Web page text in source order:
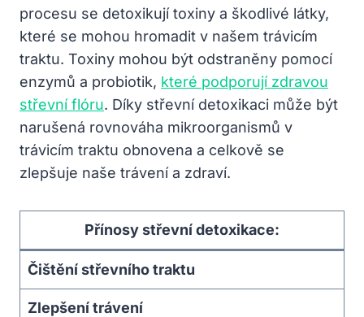
procesu se detoxikují toxiny a škodlivé látky,
které se mohou hromadit v našem trávicím
traktu. Toxiny mohou být odstraněny pomocí
enzymů a probiotik, které podporují zdravou
střevní flóru. Díky střevní detoxikaci může být
narušená rovnováha mikroorganismů v
trávicím traktu obnovena a celkově se
zlepšuje naše trávení a zdraví.
Přínosy střevní detoxikace:
Čištění střevního traktu
Zlepšení trávení